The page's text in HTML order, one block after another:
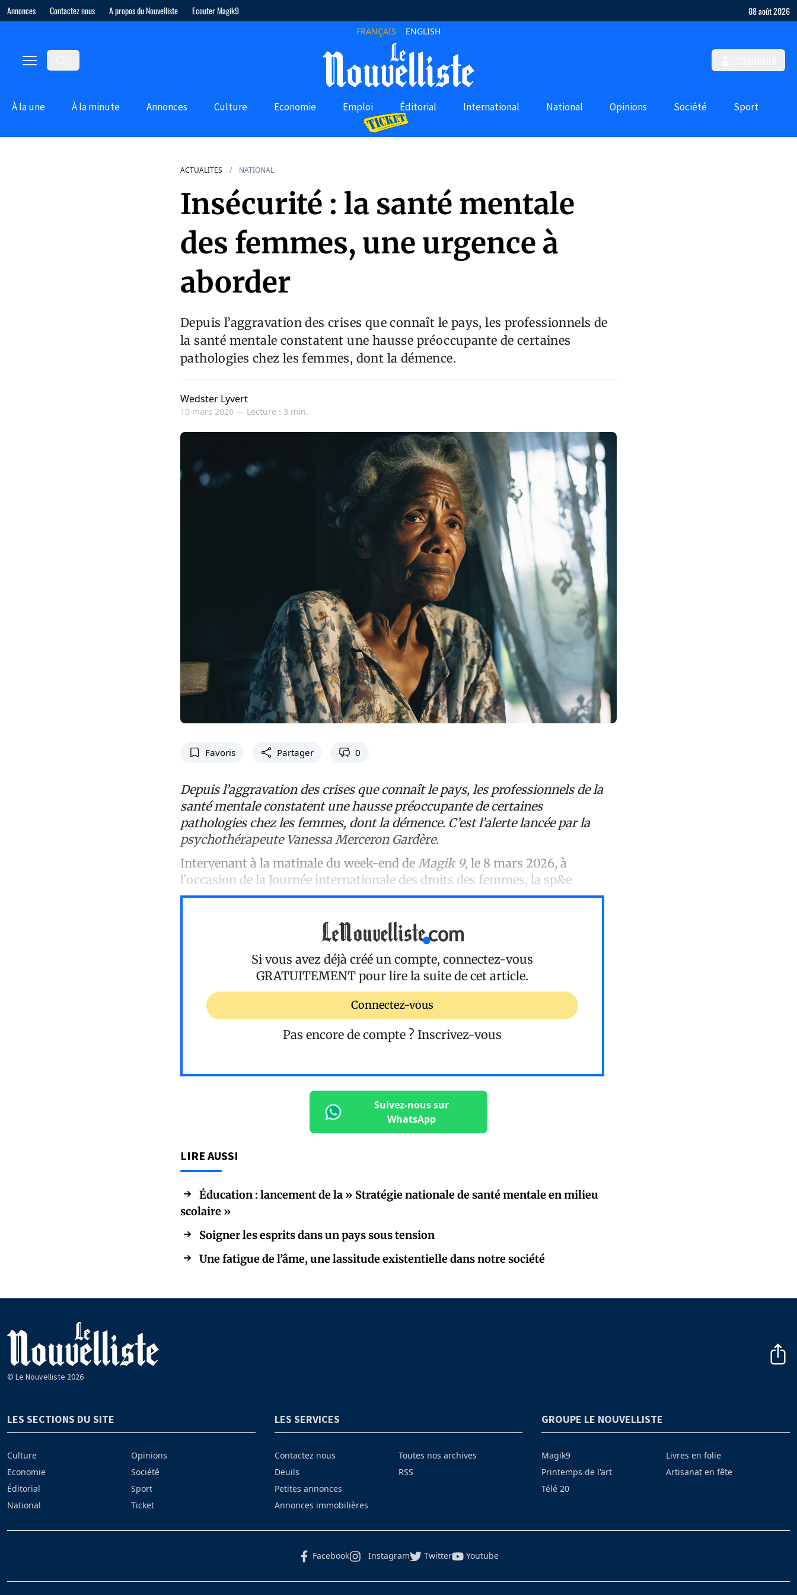
Annonces Contactez nous A propos du Nouvelliste Ecouter Magik9 08 août 2026
FRANÇAIS ENGLISH
À la une À la minute Annonces Culture Economie Emploi Éditorial International National Opinions Société Sport
ACTUALITES NATIONAL
Insécurité : la santé mentale
des femmes, une urgence à
aborder
Depuis l’aggravation des crises que connaît le pays, les professionnels de
la santé mentale constatent une hausse préoccupante de certaines
pathologies chez les femmes, dont la démence.
Wedster Lyvert
10 mars 2026 — Lecture : 3 min.
Favoris Partager 0
Depuis l’aggravation des crises que connaît le pays, les professionnels de la
santé mentale constatent une hausse préoccupante de certaines
pathologies chez les femmes, dont la démence. C’est l’alerte lancée par la
psychothérapeute Vanessa Merceron Gardère.
Intervenant à la matinale du week-end de Magik 9, le 8 mars 2026, à
l’occasion de la Journée internationale des droits des femmes, la sp&e
Si vous avez déjà créé un compte, connectez-vous
GRATUITEMENT pour lire la suite de cet article.
Connectez-vous
Pas encore de compte ? Inscrivez-vous
Suivez-nous sur
WhatsApp
LIRE AUSSI
Éducation : lancement de la » Stratégie nationale de santé mentale en milieu
scolaire »
Soigner les esprits dans un pays sous tension
Une fatigue de l’âme, une lassitude existentielle dans notre société
© Le Nouvelliste 2026
LES SECTIONS DU SITE
Culture
Economie
Éditorial
National
Opinions
Société
Sport
Ticket
LES SERVICES
Contactez nous
Deuils
Petites annonces
Annonces immobilières
Toutes nos archives
RSS
GROUPE LE NOUVELLISTE
Magik9
Printemps de l'art
Télé 20
Livres en folie
Artisanat en fête
Facebook Instagram Twitter Youtube